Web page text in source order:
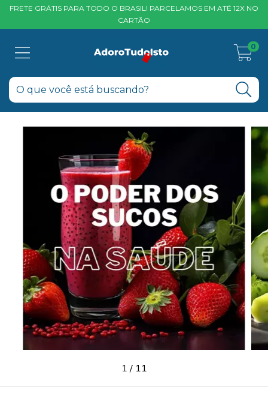
FRETE GRÁTIS PARA TODO O BRASIL! PARCELAMOS EM ATÉ 12X NO
CARTÃO
0
1 / 11